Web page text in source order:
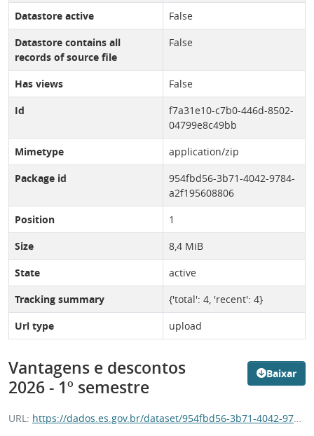
Baixar
Vantagens e descontos
2026 - 1º semestre
URL: https://dados.es.gov.br/dataset/954fbd56-3b71-4042-9784-a2f195608806/resource/f7a31e10-c7b0-446d-8502-04799e8c49bb/download/10-c7b0-446d-8502-04799e8c49bb
Datastore active
False
Datastore contains all
records of source file
False
Has views
False
Id
f7a31e10-c7b0-446d-8502-
04799e8c49bb
Mimetype
application/zip
Package id
954fbd56-3b71-4042-9784-
a2f195608806
Position
1
Size
8,4 MiB
State
active
Tracking summary
{'total': 4, 'recent': 4}
Url type
upload